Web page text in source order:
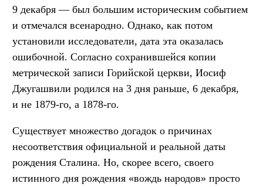
9 декабря — был большим историческим событием
и отмечался всенародно. Однако, как потом
установили исследователи, дата эта оказалась
ошибочной. Согласно сохранившейся копии
метрической записи Горийской церкви, Иосиф
Джугашвили родился на 3 дня раньше, 6 декабря,
и не 1879-го, а 1878-го.
Существует множество догадок о причинах
несоответствия официальной и реальной даты
рождения Сталина. Но, скорее всего, своего
истинного дня рождения «вождь народов» просто